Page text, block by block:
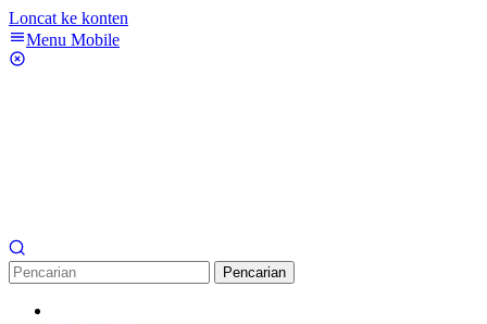
Loncat ke konten
Menu Mobile
Pencarian